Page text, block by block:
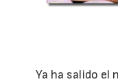
Ya ha salido el